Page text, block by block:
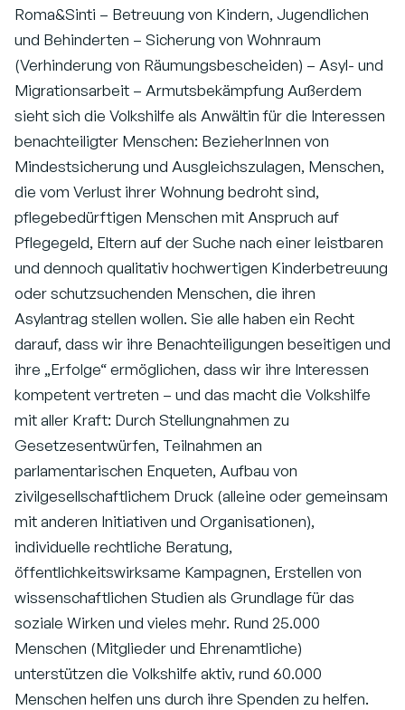
Roma&Sinti – Betreuung von Kindern, Jugendlichen
und Behinderten – Sicherung von Wohnraum
(Verhinderung von Räumungsbescheiden) – Asyl- und
Migrationsarbeit – Armutsbekämpfung Außerdem
sieht sich die Volkshilfe als Anwältin für die Interessen
benachteiligter Menschen: BezieherInnen von
Mindestsicherung und Ausgleichszulagen, Menschen,
die vom Verlust ihrer Wohnung bedroht sind,
pflegebedürftigen Menschen mit Anspruch auf
Pflegegeld, Eltern auf der Suche nach einer leistbaren
und dennoch qualitativ hochwertigen Kinderbetreuung
oder schutzsuchenden Menschen, die ihren
Asylantrag stellen wollen. Sie alle haben ein Recht
darauf, dass wir ihre Benachteiligungen beseitigen und
ihre „Erfolge“ ermöglichen, dass wir ihre Interessen
kompetent vertreten – und das macht die Volkshilfe
mit aller Kraft: Durch Stellungnahmen zu
Gesetzesentwürfen, Teilnahmen an
parlamentarischen Enqueten, Aufbau von
zivilgesellschaftlichem Druck (alleine oder gemeinsam
mit anderen Initiativen und Organisationen),
individuelle rechtliche Beratung,
öffentlichkeitswirksame Kampagnen, Erstellen von
wissenschaftlichen Studien als Grundlage für das
soziale Wirken und vieles mehr. Rund 25.000
Menschen (Mitglieder und Ehrenamtliche)
unterstützen die Volkshilfe aktiv, rund 60.000
Menschen helfen uns durch ihre Spenden zu helfen.